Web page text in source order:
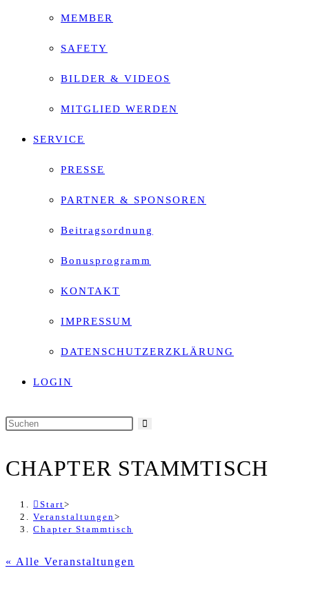
MEMBER
SAFETY
BILDER & VIDEOS
MITGLIED WERDEN
SERVICE
PRESSE
PARTNER & SPONSOREN
Beitragsordnung
Bonusprogramm
KONTAKT
IMPRESSUM
DATENSCHUTZERZKLÄRUNG
LOGIN
Diese
CHAPTER STAMMTISCH
Start>
Veranstaltungen >
Chapter Stammtisch
« Alle Veranstaltungen